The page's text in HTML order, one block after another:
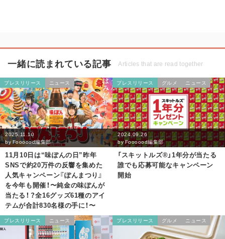
一緒に読まれている記事 Articles that are read together
プレスリリース ニュース
2025.11.10
byFoooood編集部
11月10日は“味ぽんの日”昨年
SNSで約20万件の反響を集めた
人気キャンペーン『ぽんまつり』
を今年も開催！〜純金の味ぽんが
当たる！？全16グッズ61種のアイ
テムが合計830名様の手に！〜
プレスリリース グルメ ニュース
2024.09.26
byFoooood編集部
「スキットルズ®」1年分が当たる
誰でも応募可能なキャンペーン
開始
プレスリリース ニュース プレスリリース グルメ ニュース